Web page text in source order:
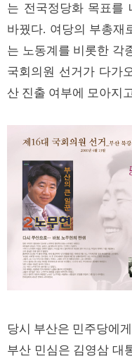
는 전국정당화 목표를
바꿨다. 여당의 부총재
는 노동계를 비롯한 각
국회의원 선거가 다가
산 진출 여부에 모아지
당시 부산은 민주당에
부산 민심은 김영삼 대